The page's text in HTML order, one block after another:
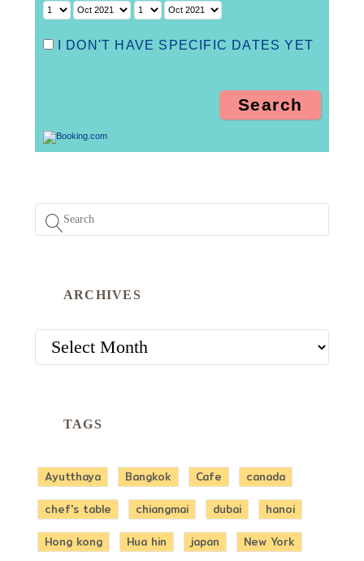
I DON'T HAVE SPECIFIC DATES YET
ARCHIVES
TAGS
Ayutthaya Bangkok Cafe
canada
chef's table
chiangmai dubai
hanoi
Hong kong
Hua hin japan New York